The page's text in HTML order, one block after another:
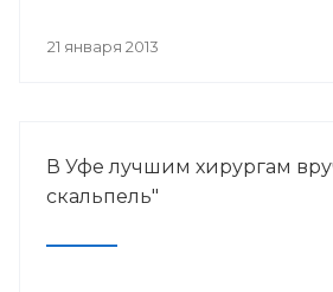
недостаточностью.
21 января 2013
В Уфе лучшим хирургам
скальпель"